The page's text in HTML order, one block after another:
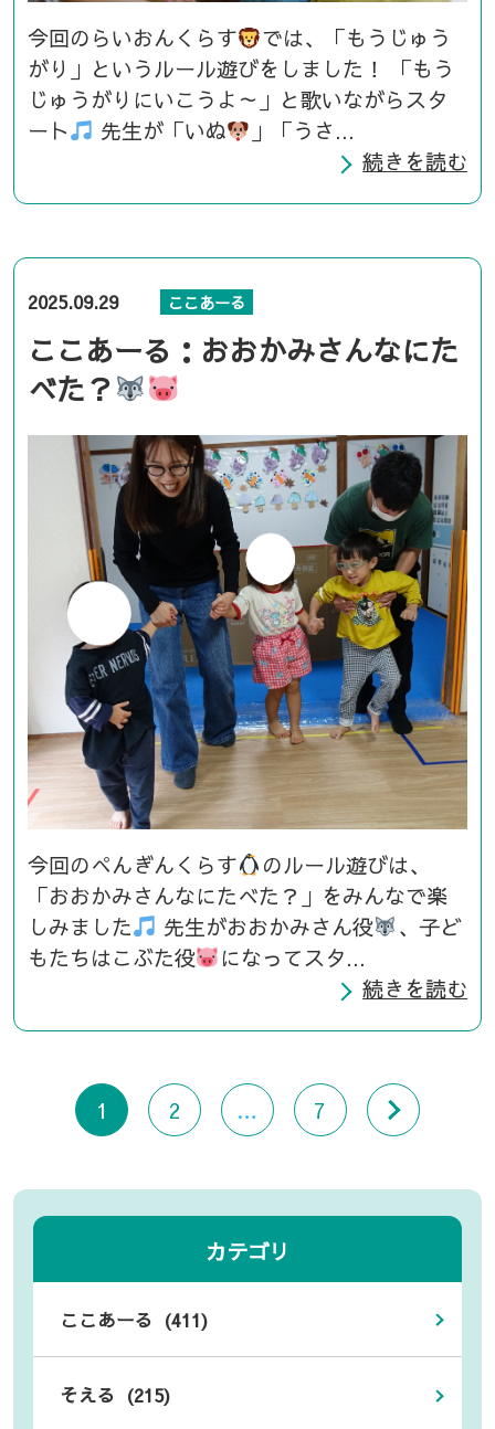
今回のらいおんくらす
では、「もうじゅう
がり」というルール遊びをしました！ 「もう
じゅうがりにいこうよ～」と歌いながらスタ
ート
先生が「いぬ
」「うさ...
続きを読む
2025.09.29 ここあーる
ここあーる：おおかみさんなにた
べた？
今回のぺんぎんくらす
のルール遊びは、
「おおかみさんなにたべた？」をみんなで楽
しみました
先生がおおかみさん役
、子ど
もたちはこぶた役
になってスタ...
続きを読む
1 2 … 7
カテゴリ
ここあーる (411)
そえる (215)